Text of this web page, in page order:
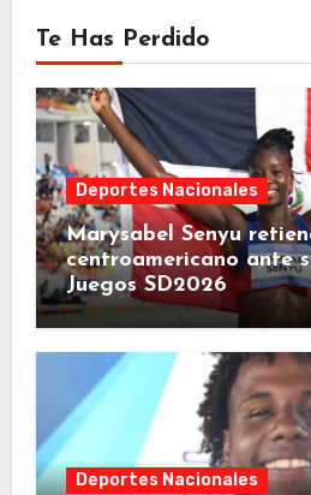
Te Has Perdido
Deportes Nacionales
Marysabel Senyu
centroamericano ante
Juegos SD2026
Deportes Nacionales